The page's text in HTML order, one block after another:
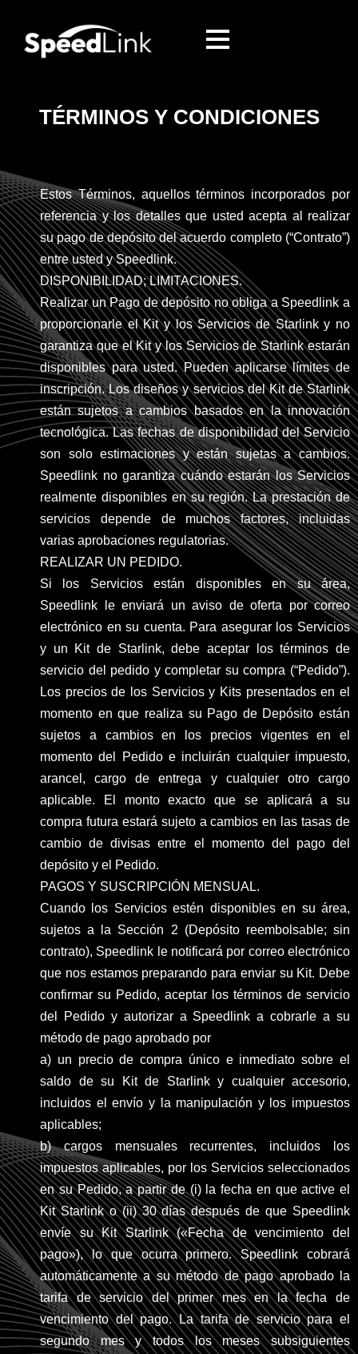
TÉRMINOS Y CONDICIONES
Estos Términos, aquellos términos incorporados por
referencia y los detalles que usted acepta al realizar
su pago de depósito del acuerdo completo (“Contrato”)
entre usted y Speedlink.
DISPONIBILIDAD; LIMITACIONES.
Realizar un Pago de depósito no obliga a Speedlink a
proporcionarle el Kit y los Servicios de Starlink y no
garantiza que el Kit y los Servicios de Starlink estarán
disponibles para usted. Pueden aplicarse límites de
inscripción. Los diseños y servicios del Kit de Starlink
están sujetos a cambios basados en la innovación
tecnológica. Las fechas de disponibilidad del Servicio
son solo estimaciones y están sujetas a cambios.
Speedlink no garantiza cuándo estarán los Servicios
realmente disponibles en su región. La prestación de
servicios depende de muchos factores, incluidas
varias aprobaciones regulatorias.
REALIZAR UN PEDIDO.
Si los Servicios están disponibles en su área,
Speedlink le enviará un aviso de oferta por correo
electrónico en su cuenta. Para asegurar los Servicios
y un Kit de Starlink, debe aceptar los términos de
servicio del pedido y completar su compra (“Pedido”).
Los precios de los Servicios y Kits presentados en el
momento en que realiza su Pago de Depósito están
sujetos a cambios en los precios vigentes en el
momento del Pedido e incluirán cualquier impuesto,
arancel, cargo de entrega y cualquier otro cargo
aplicable. El monto exacto que se aplicará a su
compra futura estará sujeto a cambios en las tasas de
cambio de divisas entre el momento del pago del
depósito y el Pedido.
PAGOS Y SUSCRIPCIÓN MENSUAL.
Cuando los Servicios estén disponibles en su área,
sujetos a la Sección 2 (Depósito reembolsable; sin
contrato), Speedlink le notificará por correo electrónico
que nos estamos preparando para enviar su Kit. Debe
confirmar su Pedido, aceptar los términos de servicio
del Pedido y autorizar a Speedlink a cobrarle a su
método de pago aprobado por
a) un precio de compra único e inmediato sobre el
saldo de su Kit de Starlink y cualquier accesorio,
incluidos el envío y la manipulación y los impuestos
aplicables;
b) cargos mensuales recurrentes, incluidos los
impuestos aplicables, por los Servicios seleccionados
en su Pedido, a partir de (i) la fecha en que active el
Kit Starlink o (ii) 30 días después de que Speedlink
envíe su Kit Starlink («Fecha de vencimiento del
pago»), lo que ocurra primero. Speedlink cobrará
automáticamente a su método de pago aprobado la
tarifa de servicio del primer mes en la fecha de
vencimiento del pago. La tarifa de servicio para el
segundo mes y todos los meses subsiguientes